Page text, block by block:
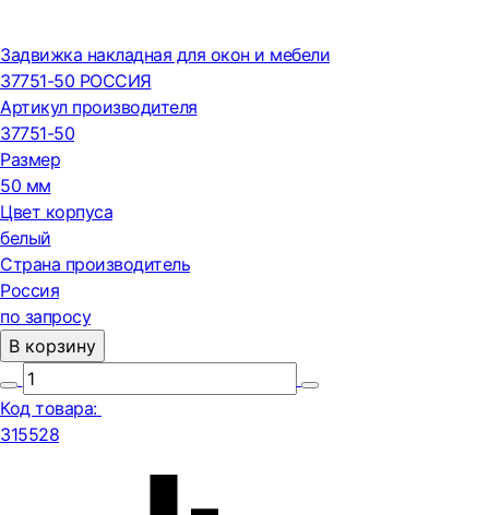
Задвижка накладная для окон и мебели
37751-50 РОССИЯ
Артикул производителя
37751-50
Размер
50 мм
Цвет корпуса
белый
Страна производитель
Россия
по запросу
В корзину
Код товара:
315528